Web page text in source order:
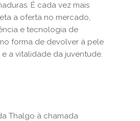
É cada vez mais
a oferta no mercado,
e tecnologia de
forma de devolver à pele
a vitalidade da juventude.
Thalgo à chamada